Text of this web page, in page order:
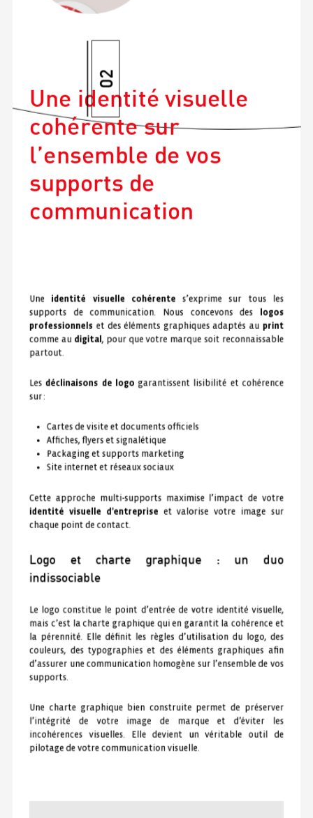
Une identité visuelle
cohérente sur
l’ensemble de vos
supports de
communication
02
Une identité visuelle cohérente s’exprime sur tous les
supports de communication. Nous concevons des logos
professionnels et des éléments graphiques adaptés au print
comme au digital, pour que votre marque soit reconnaissable
partout.
Lesdéclinaisons de logo garantissent lisibilité et cohérence
sur :
Cartes de visite et documents officiels
Affiches, flyers et signalétique
Packaging et supports marketing
Site internet et réseaux sociaux
Cette approche multi-supports maximise l’impact de votre
identité visuelle d’entreprise et valorise votre image sur
chaque point de contact.
Logo et charte graphique : un duo
indissociable
Le logo constitue le point d’entrée de votre identité visuelle,
mais c’est la charte graphique qui en garantit la cohérence et
la pérennité. Elle définit les règles d’utilisation du logo, des
couleurs, des typographies et des éléments graphiques afin
d’assurer une communication homogène sur l’ensemble de vos
supports.
Une charte graphique bien construite permet de préserver
l’intégrité de votre image de marque et d’éviter les
incohérences visuelles. Elle devient un véritable outil de
pilotage de votre communication visuelle.